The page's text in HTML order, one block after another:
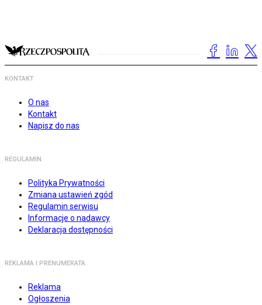
KONTAKT
O nas
Kontakt
Napisz do nas
REGULAMIN
Polityka Prywatności
Zmiana ustawień zgód
Regulamin serwisu
Informacje o nadawcy
Deklaracja dostępności
REKLAMA I PRENUMERATA
Reklama
Ogłoszenia